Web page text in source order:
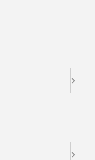
Work“